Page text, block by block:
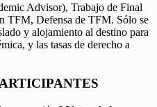
Advisor), Trabajo de Final
TFM, Defensa de TFM. Sólo se
y alojamiento al destino para
y las tasas de derecho a